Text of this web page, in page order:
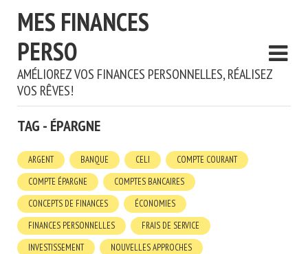
MES FINANCES
PERSO
AMÉLIOREZ VOS FINANCES PERSONNELLES, RÉALISEZ
VOS RÊVES!
TAG - ÉPARGNE
ARGENT BANQUE CELI
COMPTE COURANT
COMPTE ÉPARGNE
COMPTES BANCAIRES
CONCEPTS DE FINANCES
ÉCONOMIES
FINANCES PERSONNELLES
FRAIS DE SERVICE
INVESTISSEMENT
NOUVELLES APPROCHES